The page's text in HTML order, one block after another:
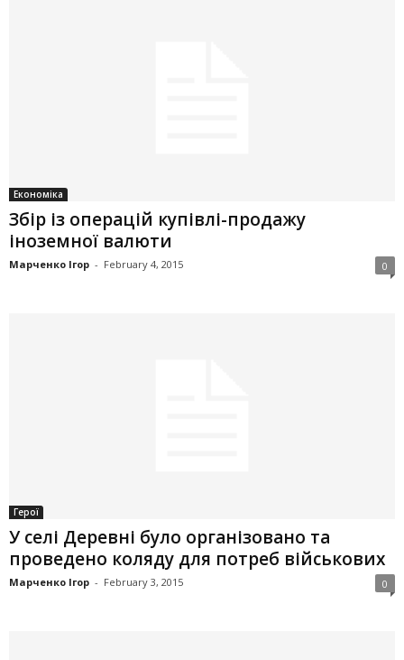
Економіка
Збір із операцій купівлі-продажу
іноземної валюти
Марченко Ігор - February 4, 2015 0
Герої
У селі Деревні було організовано та
проведено коляду для потреб військових
Марченко Ігор - February 3, 2015 0